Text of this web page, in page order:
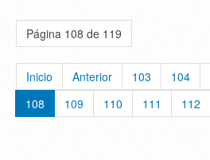
Página 108 de 119
Inicio Anterior 103 104
108
109 110 111 112